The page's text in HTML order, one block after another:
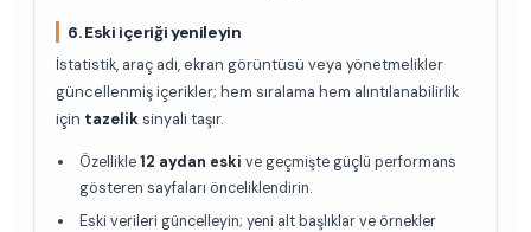
6. Eski içeriği yenileyin
İstatistik, araç adı, ekran görüntüsü veya yönetmelikler
güncellenmiş içerikler; hem sıralama hem alıntılanabilirlik
için tazeliksinyali taşır.
Özellikle12 aydan eski ve geçmişte güçlü performans
gösteren sayfaları önceliklendirin.
Eski verileri güncelleyin; yeni alt başlıklar ve örnekler